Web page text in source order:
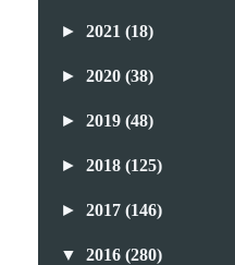
► 2021 (18)
► 2020 (38)
► 2019 (48)
► 2018 (125)
► 2017 (146)
▼ 2016 (280)